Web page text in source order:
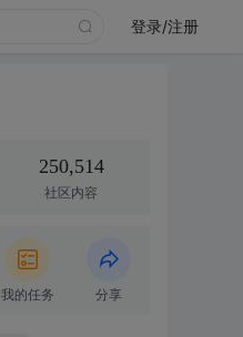
登录/注册
250,514
社区内容
我的任务 分享